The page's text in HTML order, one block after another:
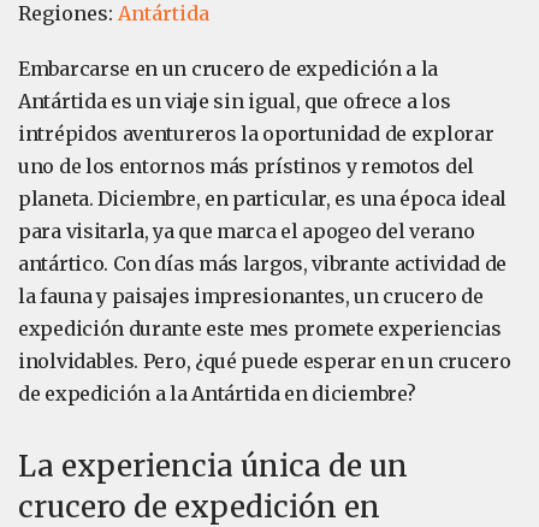
Regiones: Antártida
Embarcarse en un crucero de expedición a la
Antártida es un viaje sin igual, que ofrece a los
intrépidos aventureros la oportunidad de explorar
uno de los entornos más prístinos y remotos del
planeta. Diciembre, en particular, es una época ideal
para visitarla, ya que marca el apogeo del verano
antártico. Con días más largos, vibrante actividad de
la fauna y paisajes impresionantes, un crucero de
expedición durante este mes promete experiencias
inolvidables. Pero, ¿qué puede esperar en un crucero
de expedición a la Antártida en diciembre?
La experiencia única de un
crucero de expedición en